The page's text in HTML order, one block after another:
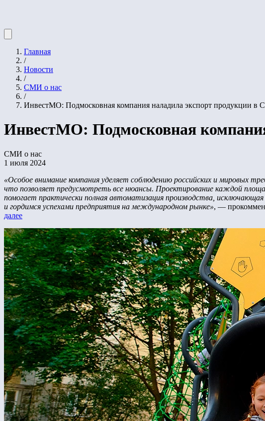
Главная
/
Новости
/
СМИ о нас
/
ИнвестМО: Подмосковная компания наладила экспорт продукции в
ИнвестМО: Подмосковная
СМИ о нас
1 июля 2024
«Особое внимание компания уделяет соблюдению российских и мировых
что позволяет предусмотреть все нюансы. Проектирование каждой
помогает практически полная автоматизация производства,
и гордимся успехами предприятия на международном рынке», —
далее